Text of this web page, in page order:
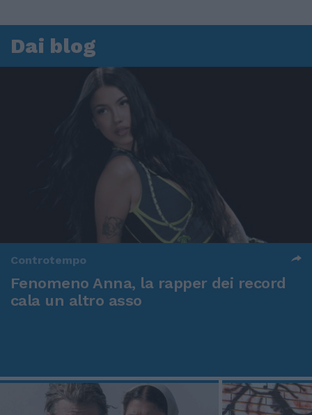
Dai blog
Controtempo
Fenomeno Anna, la rapper dei record
cala un altro asso